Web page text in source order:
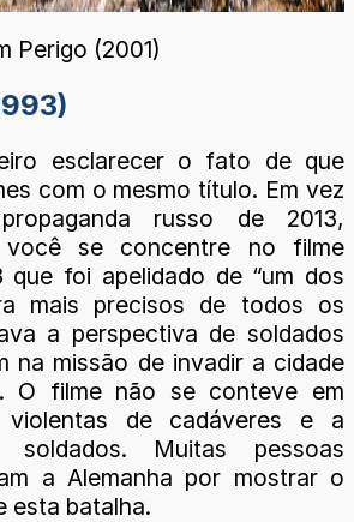
Perigo (2001)
esclarecer o fato de que
com o mesmo título. Em vez
russo de 2013,
você se concentre no filme
que foi apelidado de “um dos
mais precisos de todos os
a perspectiva de soldados
na missão de invadir a cidade
O filme não se conteve em
violentas de cadáveres e a
Muitas pessoas
a Alemanha por mostrar o
esta batalha.